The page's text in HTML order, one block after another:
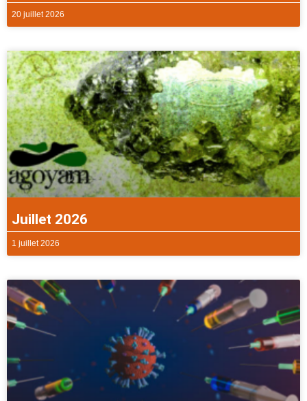
20 juillet 2026
Juillet 2026
1 juillet 2026